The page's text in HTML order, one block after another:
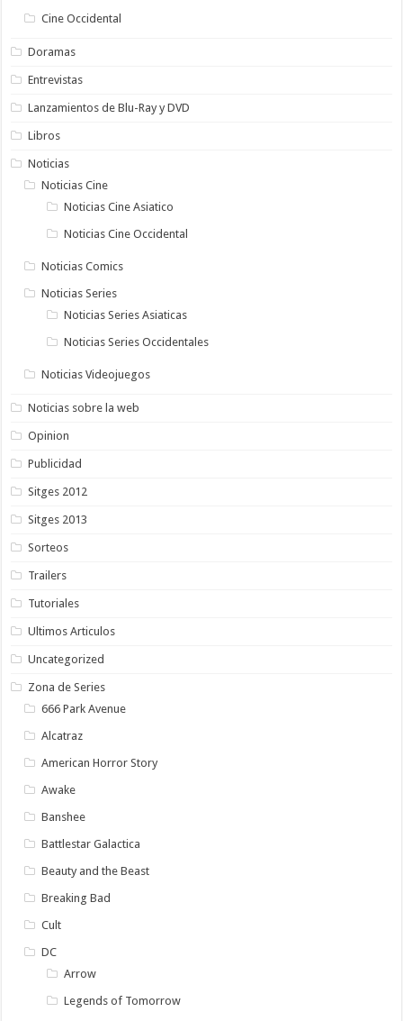
Cine Occidental
Doramas
Entrevistas
Lanzamientos de Blu-Ray y DVD
Libros
Noticias
Noticias Cine
Noticias Cine Asiatico
Noticias Cine Occidental
Noticias Comics
Noticias Series
Noticias Series Asiaticas
Noticias Series Occidentales
Noticias Videojuegos
Noticias sobre la web
Opinion
Publicidad
Sitges 2012
Sitges 2013
Sorteos
Trailers
Tutoriales
Ultimos Articulos
Uncategorized
Zona de Series
666 Park Avenue
Alcatraz
American Horror Story
Awake
Banshee
Battlestar Galactica
Beauty and the Beast
Breaking Bad
Cult
DC
Arrow
Legends of Tomorrow